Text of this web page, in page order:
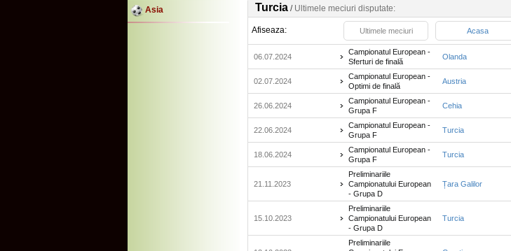
Asia Turcia / Ultimele meciuri disputate:
Afiseaza: Ultimele meciuri Acasa
06.07.2024
Campionatul European -
Sferturi de finală
Olanda
02.07.2024
Campionatul European -
Optimi de finală
Austria
26.06.2024
Campionatul European -
Grupa F
Cehia
22.06.2024
Campionatul European -
Grupa F
Turcia
18.06.2024
Campionatul European -
Grupa F
Turcia
21.11.2023
Preliminariile
Campionatului European
- Grupa D
Țara Galilor
15.10.2023
Preliminariile
Campionatului European
- Grupa D
Turcia
Preliminariile